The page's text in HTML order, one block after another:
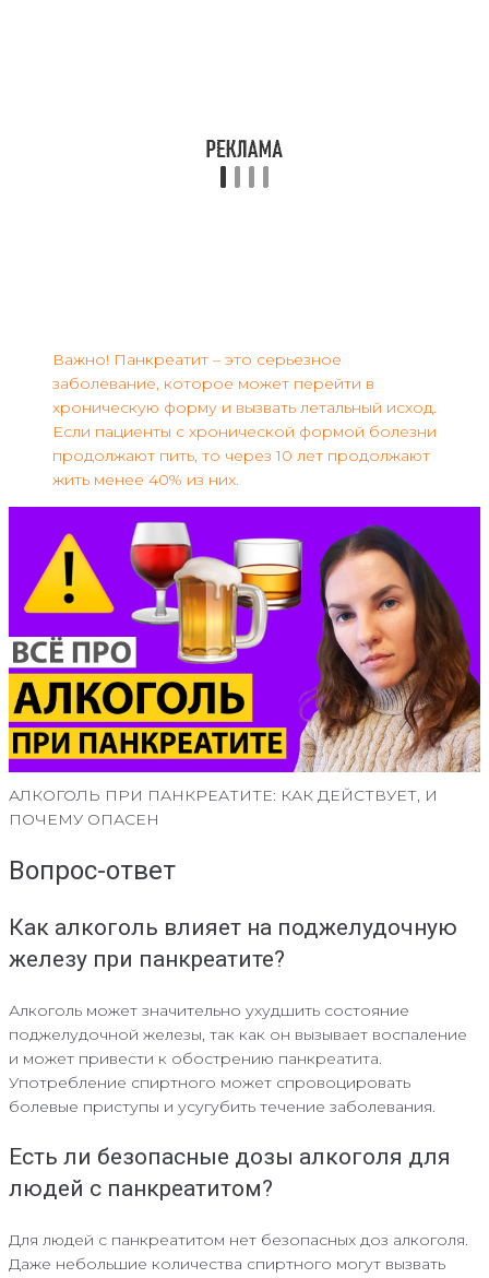
Важно! Панкреатит – это серьезное
заболевание, которое может перейти в
хроническую форму и вызвать летальный исход.
Если пациенты с хронической формой болезни
продолжают пить, то через 10 лет продолжают
жить менее 40% из них.
АЛКОГОЛЬ ПРИ ПАНКРЕАТИТЕ: КАК ДЕЙСТВУЕТ, И
ПОЧЕМУ ОПАСЕН
Вопрос-ответ
Как алкоголь влияет на поджелудочную
железу при панкреатите?
Алкоголь может значительно ухудшить состояние
поджелудочной железы, так как он вызывает воспаление
и может привести к обострению панкреатита.
Употребление спиртного может спровоцировать
болевые приступы и усугубить течение заболевания.
Есть ли безопасные дозы алкоголя для
людей с панкреатитом?
Для людей с панкреатитом нет безопасных доз алкоголя.
Даже небольшие количества спиртного могут вызвать